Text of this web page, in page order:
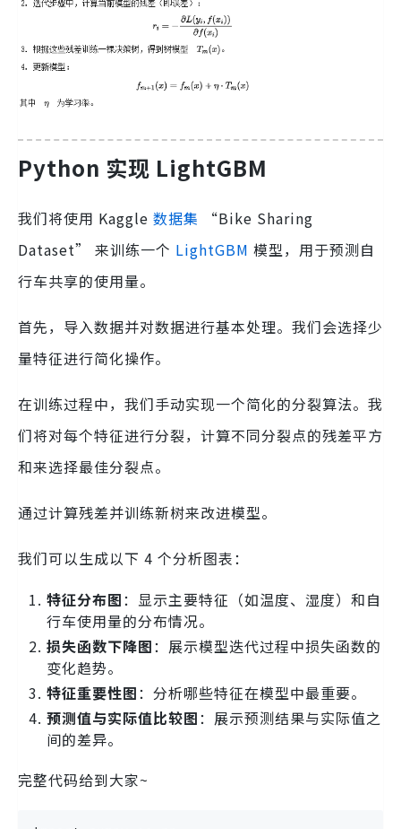
Python 实现 LightGBM
我们将使用 Kaggle 数据集 “Bike Sharing
Dataset” 来训练一个 LightGBM 模型，用于预测自
行车共享的使用量。
首先，导入数据并对数据进行基本处理。我们会选择少
量特征进行简化操作。
在训练过程中，我们手动实现一个简化的分裂算法。我
们将对每个特征进行分裂，计算不同分裂点的残差平方
和来选择最佳分裂点。
通过计算残差并训练新树来改进模型。
我们可以生成以下 4 个分析图表：
特征分布图：显示主要特征（如温度、湿度）和自
行车使用量的分布情况。
损失函数下降图：展示模型迭代过程中损失函数的
变化趋势。
特征重要性图：分析哪些特征在模型中最重要。
预测值与实际值比较图：展示预测结果与实际值之
间的差异。
完整代码给到大家~